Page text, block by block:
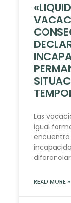
Las
igual
encuentra
READ MORE »